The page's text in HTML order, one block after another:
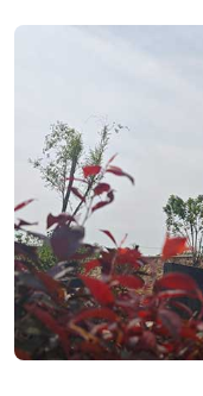
率，也有助于避免因